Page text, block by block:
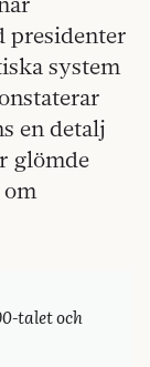
presidenter
system
en detalj
glömde
talet och